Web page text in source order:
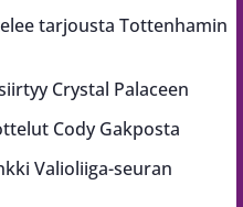
tarjousta Tottenhamin
Crystal Palaceen
Cody Gakposta
Valioliiga-seuran